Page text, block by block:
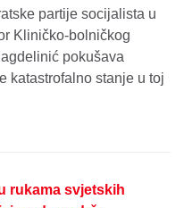
partije socijalista u
Kliničko-bolničkog
pokušava
katastrofalno stanje u toj
rukama svjetskih